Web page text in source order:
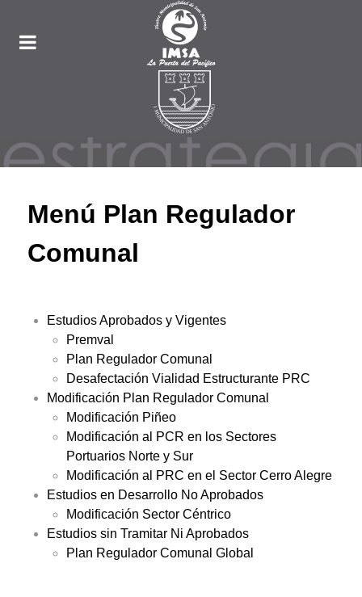
Menú Plan Regulador
Comunal
Estudios Aprobados y Vigentes
Premval
Plan Regulador Comunal
Desafectación Vialidad Estructurante PRC
Modificación Plan Regulador Comunal
Modificación Piñeo
Modificación al PCR en los Sectores
Portuarios Norte y Sur
Modificación al PRC en el Sector Cerro Alegre
Estudios en Desarrollo No Aprobados
Modificación Sector Céntrico
Estudios sin Tramitar Ni Aprobados
Plan Regulador Comunal Global